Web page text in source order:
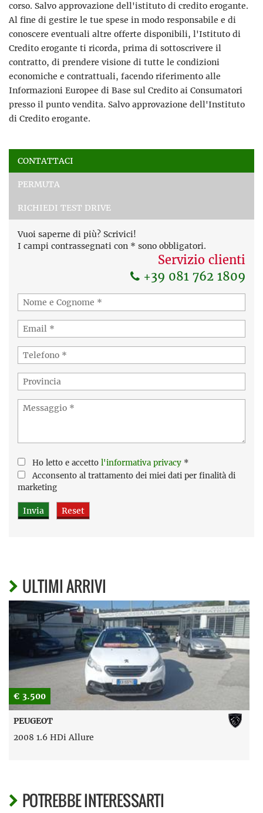
Ho letto e accetto
Acconsento al trattamento dei miei dati per finalità di
marketing
Invia la tua richiesta
corso. Salvo approvazione dell'istituto di credito erogante.
Al fine di gestire le tue spese in modo responsabile e di
conoscere eventuali altre offerte disponibili, l'Istituto di
Credito erogante ti ricorda, prima di sottoscrivere il
contratto, di prendere visione di tutte le condizioni
economiche e contrattuali, facendo riferimento alle
Informazioni Europee di Base sul Credito ai Consumatori
presso il punto vendita. Salvo approvazione dell'Instituto
di Credito erogante.
CONTATTACI
PERMUTA
RICHIEDI TEST DRIVE
Vuoi saperne di più? Scrivici!
I campi contrassegnati con * sono obbligatori.
Servizio clienti
+39 081 762 1809
Ho letto e accetto l'informativa privacy *
Acconsento al trattamento dei miei dati per finalità di
marketing
ULTIMI ARRIVI
€ 3.500
PEUGEOT
2008 1.6 HDi Allure
POTREBBE INTERESSARTI